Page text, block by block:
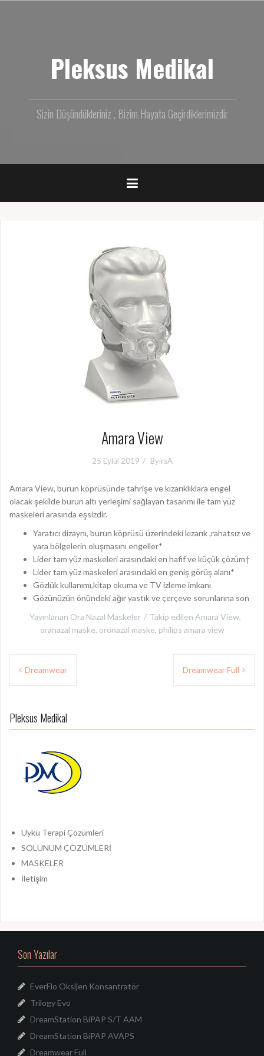
Pleksus Medikal
Sizin Düşündükleriniz , Bizim Hayata Geçirdiklerimizdir
Amara View
25 Eylül 2019 ByirsA
Amara View, burun köprüsünde tahrişe ve kızarıklıklara engel
olacak şekilde burun altı yerleşimi sağlayan tasarımı ile tam yüz
maskeleri arasında eşsizdir.
Yaratıcı dizaynı, burun köprüsü üzerindeki kızarık ,rahatsız ve
yara bölgelerin oluşmasını engeller*
Lider tam yüz maskeleri arasındaki en hafif ve küçük çözüm†
Lider tam yüz maskeleri arasındaki en geniş görüş alanı*
Gözlük kullanımı,kitap okuma ve TV izleme imkanı
Gözünüzün önündeki ağır yastık ve çerçeve sorunlarına son
Yayınlanan Ora Nazal Maskeler Takip edilen Amara View,
oranazal maske, oronazal maske, philips amara view
YazıDreamwear Dreamwear Full
Pleksus Medikal
Uyku Terapi Çözümleri
SOLUNUM ÇÖZÜMLERİ
MASKELER
İletişim
Son Yazılar
EverFlo Oksijen Konsantratör
Trilogy Evo
DreamStation BiPAP S/T AAM
DreamStation BiPAP AVAPS
Dreamwear Full